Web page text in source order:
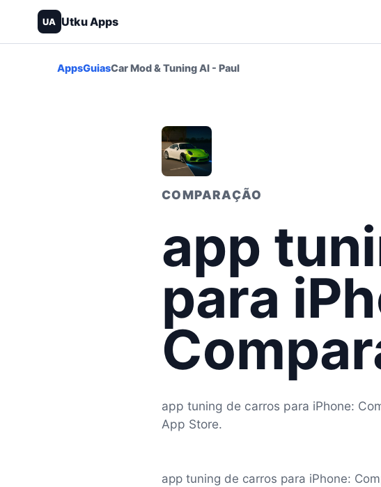
UA Utku Apps
AppsGuiasCar Mod & Tuning AI - Paul
COMPARAÇÃO
app
para
app tuning de carros para iPhone:
App Store.
app tuning de carros para iPhone: